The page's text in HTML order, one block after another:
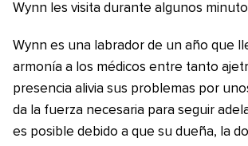
Wynn les visita durante algunos
Wynn es una labrador de un año que
armonía a los médicos entre tanto
presencia alivia sus problemas por
da la fuerza necesaria para seguir
es posible debido a que su dueña, la